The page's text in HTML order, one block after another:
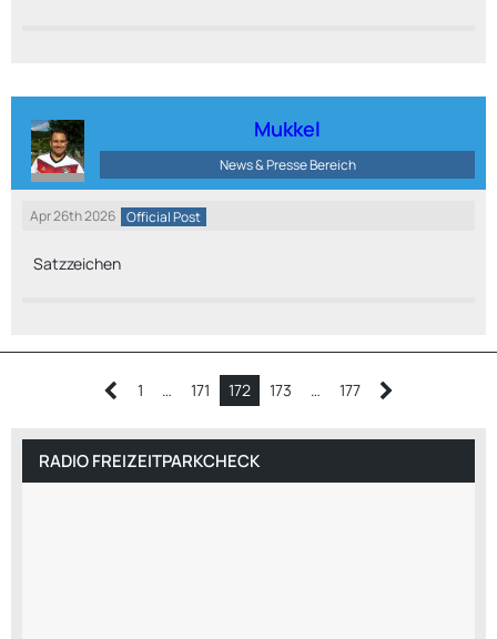
Mukkel
News & Presse Bereich
Apr 26th 2026 Official Post
Satzzeichen
1 … 171 172 173 … 177
RADIO FREIZEITPARKCHECK